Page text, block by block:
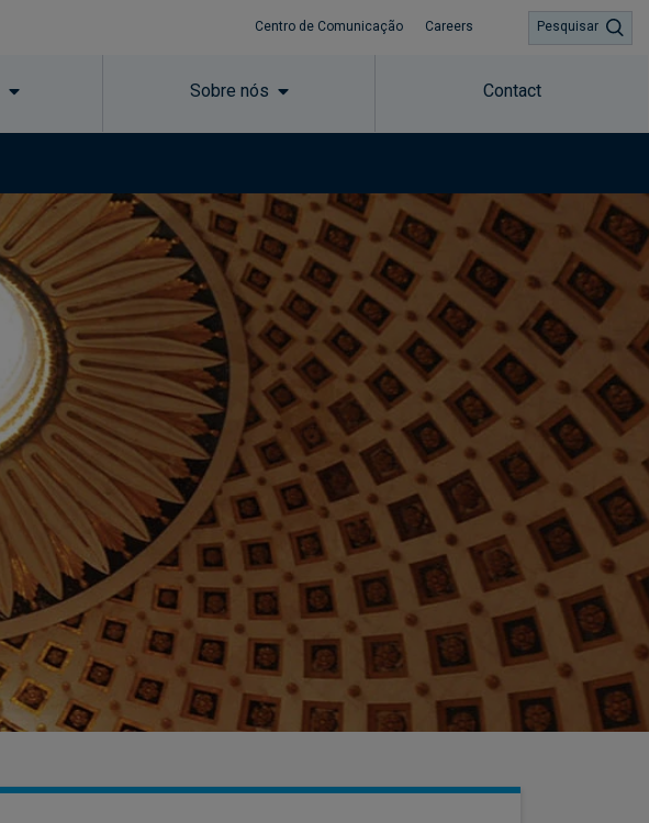
Centro de Comunicação Careers
Sobre nós Contact
Pesquisar